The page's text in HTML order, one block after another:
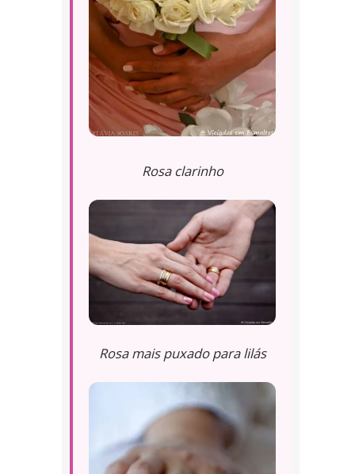
Rosa clarinho
Rosa mais puxado para lilás